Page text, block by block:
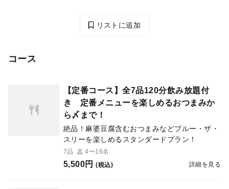
リストに追加
コース
【定番コース】全7品120分飲み放題付
き 定番メニューを楽しめるおつまみか
ら〆まで！
絶品！麻婆豆腐含むおつまみなどブルー・ザ・
スリーを楽しめるスタンダードプラン！
7品 4〜16名
5,500円 (税込) 詳細を見る